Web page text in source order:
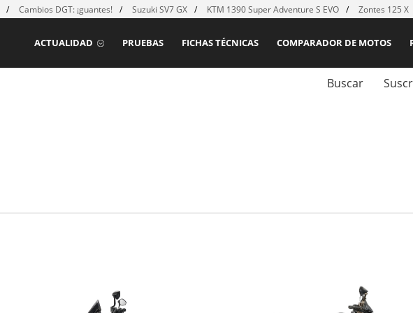
Cambios DGT: ¡guantes! Suzuki SV7 GX KTM 1390 Super Adventure S EVO Zontes 125 X
COMPARADOR DE MOTOS
FICHAS TÉCNICAS
PRUEBAS
ACTUALIDAD
Buscar